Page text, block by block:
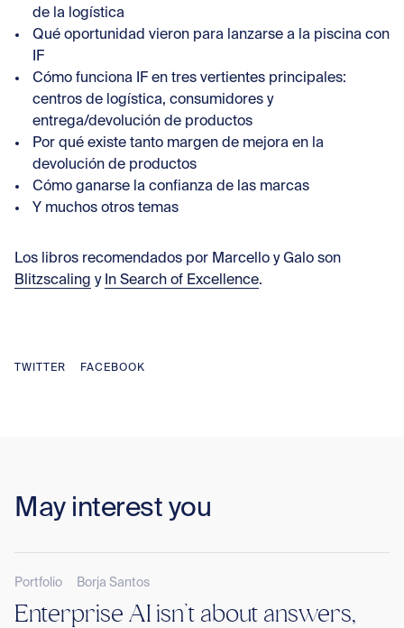
de la logística
Qué oportunidad vieron para lanzarse a la piscina con
IF
Cómo funciona IF en tres vertientes principales:
centros de logística, consumidores y
entrega/devolución de productos
Por qué existe tanto margen de mejora en la
devolución de productos
Cómo ganarse la confianza de las marcas
Y muchos otros temas
Los libros recomendados por Marcello y Galo son
Blitzscaling y In Search of Excellence.
TWITTER FACEBOOK
May interest you
Portfolio Borja Santos
Enterprise AI isn’t about answers,